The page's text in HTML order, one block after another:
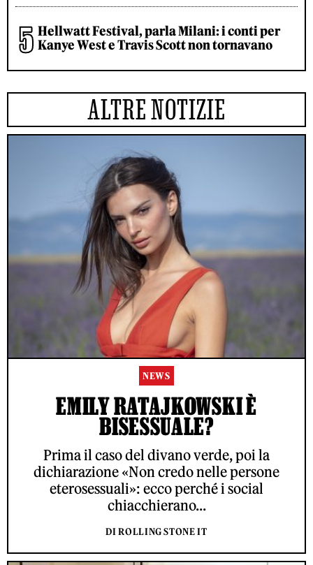
Hellwatt Festival, parla Milani: i conti per
Kanye West e Travis Scott non tornavano
ALTRE NOTIZIE
NEWS
EMILY RATAJKOWSKI È
BISESSUALE?
Prima il caso del divano verde, poi la
dichiarazione «Non credo nelle persone
eterosessuali»: ecco perché i social
chiacchierano...
DI ROLLING STONE IT